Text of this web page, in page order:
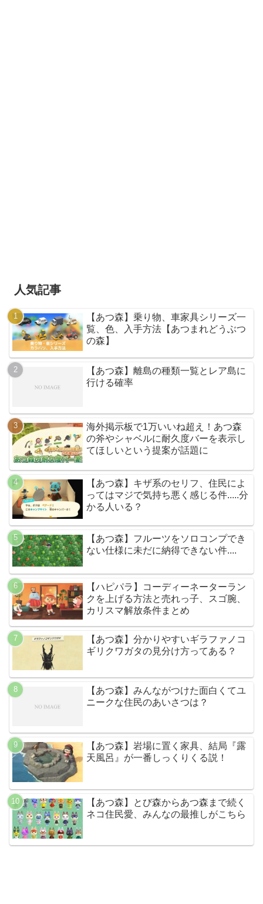
人気記事
【あつ森】乗り物、車家具シリーズ一
覧、色、入手方法【あつまれどうぶつ
の森】
【あつ森】離島の種類一覧とレア島に
行ける確率
海外掲示板で1万いいね超え！あつ森
の斧やシャベルに耐久度バーを表示し
てほしいという提案が話題に
【あつ森】キザ系のセリフ、住民によ
ってはマジで気持ち悪く感じる件.....分
かる人いる？
【あつ森】フルーツをソロコンプでき
ない仕様に未だに納得できない件....
【ハピパラ】コーディーネーターラン
クを上げる方法と売れっ子、スゴ腕、
カリスマ解放条件まとめ
【あつ森】分かりやすいギラファノコ
ギリクワガタの見分け方ってある？
【あつ森】みんながつけた面白くてユ
ニークな住民のあいさつは？
【あつ森】岩場に置く家具、結局『露
天風呂』が一番しっくりくる説！
【あつ森】とび森からあつ森まで続く
ネコ住民愛、みんなの最推しがこちら